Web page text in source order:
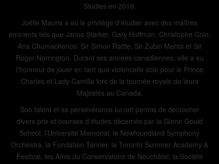
Studies en 2016.
Joëlle Mauris a eu le privilège d’étudier avec des maîtres
éminents tels que Janos Starker, Gary Hoffman, Christophe Coin,
Ana Chumachenco, Sir Simon Rattle, Sir Zubin Mehta et Sir
Roger Norrington. Durant ses années canadiennes, elle a eu
l’honneur de jouer en tant que violoncelle solo pour le Prince
Charles et Lady Camilla lors de la tournée royale de leurs
Majestés au Canada.
Son talent et sa persévérance lui ont permis de décrocher
divers prix et bourses d’études décernés par la Glenn Gould
School, l’Université Memorial, le Newfoundland Symphony
Orchestra, la Fondation Tanner, la Toronto Summer Academy &
Festival, les Amis du Conservatoire de Neuchâtel, la Société